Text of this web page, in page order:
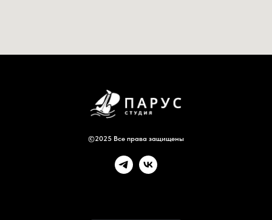
©2025 Все права защищены